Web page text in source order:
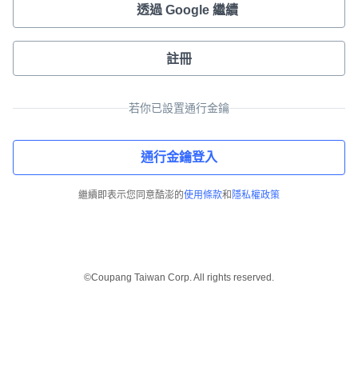
透過 Google 繼續
註冊
若你已設置通行金鑰
通行金鑰登入
繼續即表示您同意酷澎的使用條款和 隱私權政策
©Coupang Taiwan Corp. All rights reserved.